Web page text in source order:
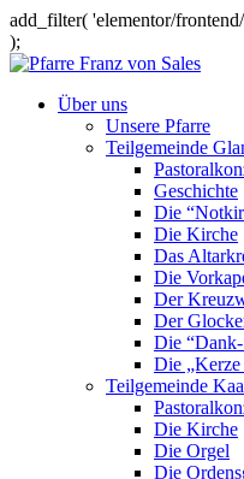
add_filter( 'elementor/
);
Über uns
Unsere Pfarre
Teilgemeinde
Geschichte
Die
Die Kirche
Das
Die
Der
Der
Die
Die
Teilgemeinde
Die Kirche
Die Orgel
Die